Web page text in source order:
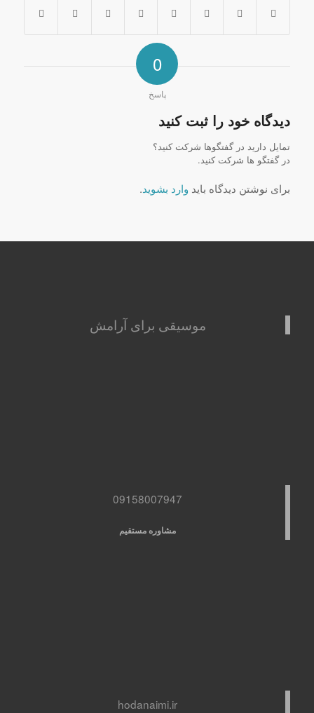
0
پاسخ
دیدگاه خود را ثبت کنید
تمایل دارید در گفتگوها شرکت کنید؟
در گفتگو ها شرکت کنید.
برای نوشتن دیدگاه باید وارد بشوید.
موسیقی برای آرامش
09158007947
مشاوره مستقیم
hodanaimi.ir